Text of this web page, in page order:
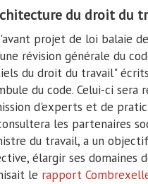
du droit du
projet de loi balaie
révision générale du
du droit du travail"
du code. Celui-ci
d'experts et de
les partenaires
du travail, a un
élargir ses domaines
le rapport